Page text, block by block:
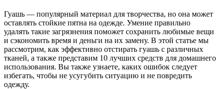
Гуашь — популярный материал для творчества, но она может
оставлять стойкие пятна на одежде. Умение правильно
удалять такие загрязнения поможет сохранить любимые вещи
и сэкономить время и деньги на их замену. В этой статье мы
рассмотрим, как эффективно отстирать гуашь с различных
тканей, а также представим 10 лучших средств для домашнего
использования. Вы также узнаете, каких ошибок следует
избегать, чтобы не усугубить ситуацию и не повредить
одежду.